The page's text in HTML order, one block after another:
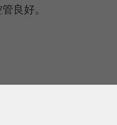
良好。
與營收成長。